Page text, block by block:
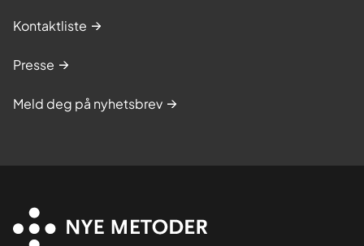
Kontaktliste
Presse
Meld deg på nyhetsbrev